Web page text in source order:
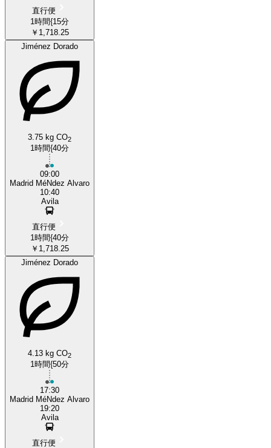
直行便
1時間{15分
￥1,718.25
Jiménez Dorado
3.75 kg CO2
1時間{40分
09:00
Madrid MéNdez Alvaro
10:40
Avila
直行便
1時間{40分
￥1,718.25
Jiménez Dorado
4.13 kg CO2
1時間{50分
17:30
Madrid MéNdez Alvaro
19:20
Avila
直行便